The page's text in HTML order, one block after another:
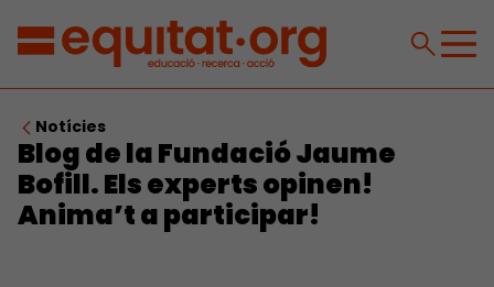
Notícies
Blog de la Fundació Jaume
Bofill. Els experts opinen!
Anima’t a participar!